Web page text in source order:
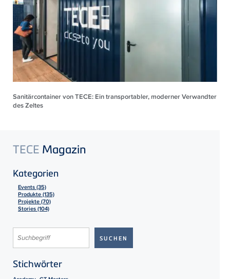
Sanitärcontainer von TECE: Ein transportabler, moderner Verwandter
des Zeltes
TECE Magazin
Kategorien
Events (35)
Produkte (135)
Projekte (70)
Stories (104)
Stichwörter